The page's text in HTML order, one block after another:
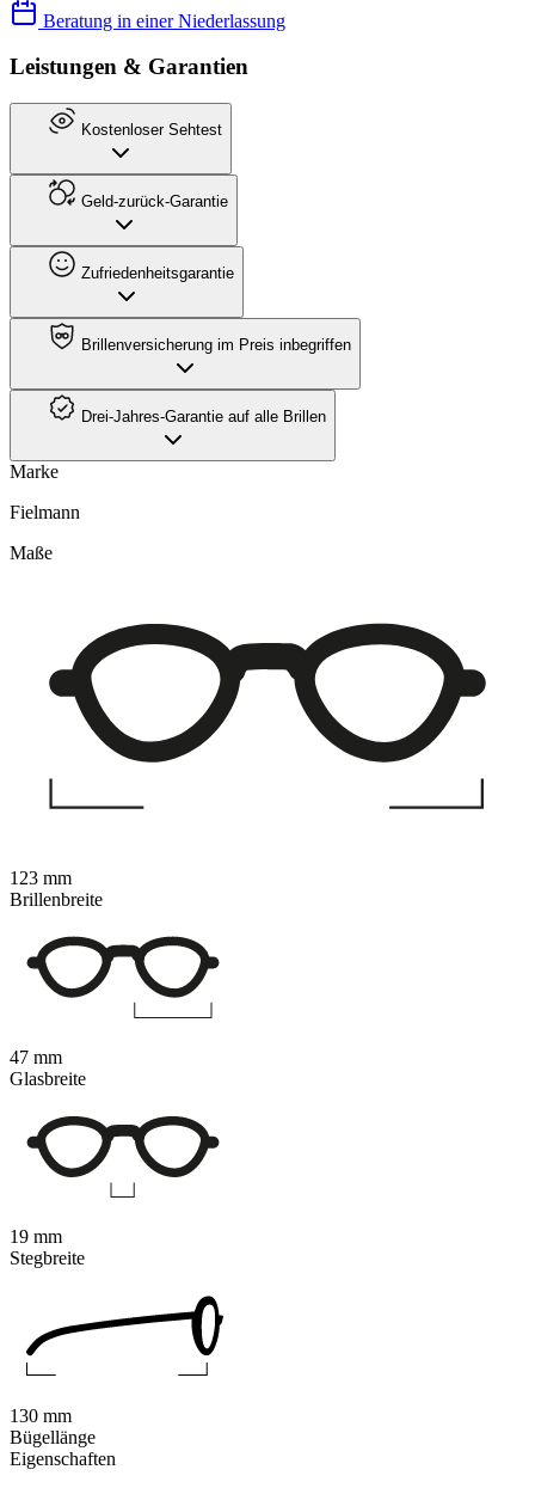
Beratung in einer Niederlassung
Leistungen & Garantien
Kostenloser Sehtest
Geld-zurück-Garantie
Zufriedenheitsgarantie
Brillenversicherung im Preis inbegriffen
Drei-Jahres-Garantie auf alle Brillen
Marke
Fielmann
Eigenschaften
Maße
123 mm
Brillenbreite
47 mm
Glasbreite
19 mm
Stegbreite
130 mm
Bügellänge